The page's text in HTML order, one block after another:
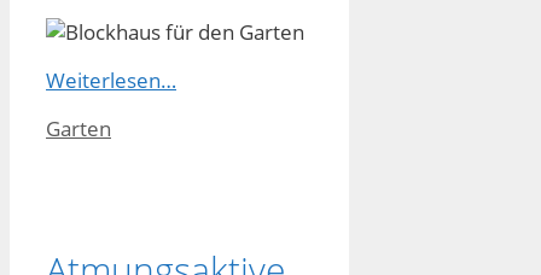
Weiterlesen…
Kategorien
Garten